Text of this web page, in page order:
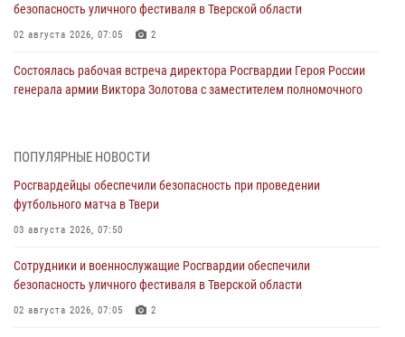
безопасность уличного фестиваля в Тверской области
02 августа 2026, 07:05 2
Состоялась рабочая встреча директора Росгвардии Героя России
генерала армии Виктора Золотова с заместителем полномочного
31 июля 2026, 05:42 4
Росгвардейцы в Твери приняли участие в молебне, посвященном
Дню Крещения Руси
28 июля 2026, 11:30
Сотрудники вневедомственной охраны совершили 250 выездов и
пресекли 20 правонарушений за неделю в Тверской области
27 июля 2026, 08:29
ПОПУЛЯРНЫЕ НОВОСТИ
Росгвардейцы обеспечили безопасность при проведении
футбольного матча в Твери
03 августа 2026, 07:50
Сотрудники и военнослужащие Росгвардии обеспечили
безопасность уличного фестиваля в Тверской области
02 августа 2026, 07:05 2